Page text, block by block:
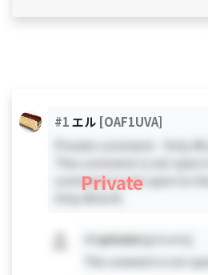
#1エル [OAF1UVA]
Private comment - Only #0
This comment is not open
comment is not open to
Private
private [private]
This comment is not